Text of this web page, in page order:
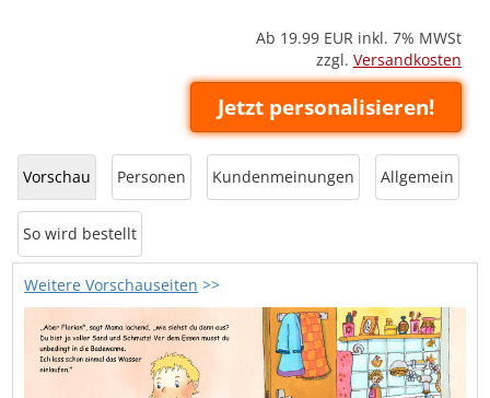
Ab 19.99 EUR inkl. 7% MWSt
zzgl. Versandkosten
Jetzt personalisieren!
Vorschau Personen Kundenmeinungen Allgemein
So wird bestellt
Weitere Vorschauseiten >>